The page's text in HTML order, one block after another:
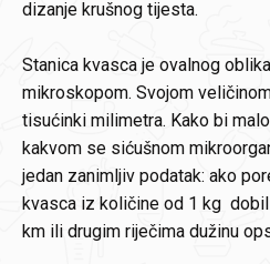
dizanje krušnog tijesta.
Stanica kvasca je ovalnog
mikroskopom. Svojom
tisućinki milimetra. Kako bi
kakvom se sićušnom
jedan zanimljiv podatak: ako
kvasca iz količine od 1 kg
km ili drugim riječima dužinu